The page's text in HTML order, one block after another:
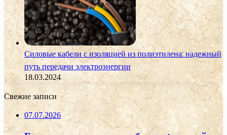
Силовые кабели с изоляцией из полиэтилена: надежный
путь передачи электроэнергии
18.03.2024
Свежие записи
07.07.2026